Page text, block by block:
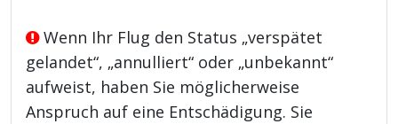
Wenn Ihr Flug den Status „verspätet
gelandet“, „annulliert“ oder „unbekannt“
aufweist, haben Sie möglicherweise
Anspruch auf eine Entschädigung. Sie